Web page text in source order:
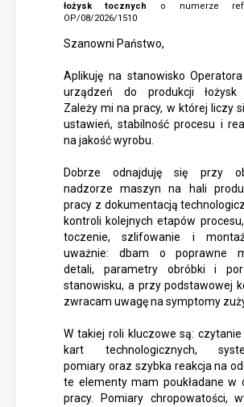
łożysk tocznych
o numerze
OP/08/2026/1510
Szanowni Państwo,
Aplikuję na stanowisko
urządzeń do produkcji łożysk
Zależy mi na pracy, w której liczy
ustawień, stabilność procesu i
na jakość wyrobu.
Dobrze odnajduję się przy
nadzorze maszyn na hali
pracy z dokumentacją
kontroli kolejnych etapów
toczenie, szlifowanie i
uważnie: dbam o poprawne
detali, parametry obróbki i
stanowisku, a przy podstawowej
zwracam uwagę na symptomy
W takiej roli kluczowe są:
kart technologicznych,
pomiary oraz szybka reakcja na
te elementy mam poukładane w
pracy. Pomiary chropowatości,